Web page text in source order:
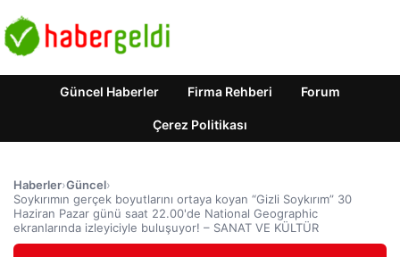
Güncel Haberler Firma Rehberi Forum
Çerez Politikası
Haberler›Güncel›
Soykırımın gerçek boyutlarını ortaya koyan “Gizli Soykırım” 30
Haziran Pazar günü saat 22.00'de National Geographic
ekranlarında izleyiciyle buluşuyor! – SANAT VE KÜLTÜR